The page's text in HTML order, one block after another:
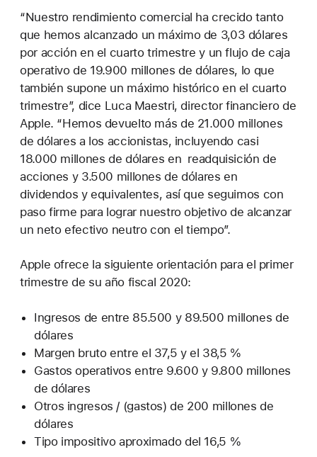
“Nuestro rendimiento comercial ha crecido tanto
que hemos alcanzado un máximo de 3,03 dólares
por acción en el cuarto trimestre y un flujo de caja
operativo de 19.900 millones de dólares, lo que
también supone un máximo histórico en el cuarto
trimestre”, dice Luca Maestri, director financiero de
Apple. “Hemos devuelto más de 21.000 millones
de dólares a los accionistas, incluyendo casi
18.000 millones de dólares en readquisición de
acciones y 3.500 millones de dólares en
dividendos y equivalentes, así que seguimos con
paso firme para lograr nuestro objetivo de alcanzar
un neto efectivo neutro con el tiempo”.
Apple ofrece la siguiente orientación para el primer
trimestre de su año fiscal 2020:
Ingresos de entre 85.500 y 89.500 millones de
dólares
Margen bruto entre el 37,5 y el 38,5 %
Gastos operativos entre 9.600 y 9.800 millones
de dólares
Otros ingresos / (gastos) de 200 millones de
dólares
Tipo impositivo aproximado del 16,5 %